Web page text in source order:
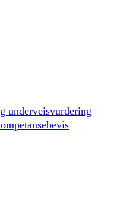
underveisvurdering